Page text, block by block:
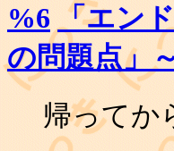
%6 「エン
の問題点」
帰ってか